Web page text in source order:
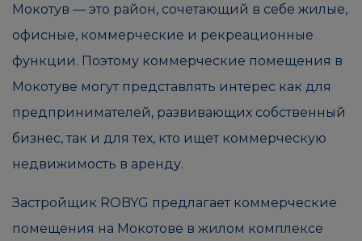
Мокотув — это район, сочетающий в себе жилые,
офисные, коммерческие и рекреационные
функции. Поэтому коммерческие помещения в
Мокотуве могут представлять интерес как для
предпринимателей, развивающих собственный
бизнес, так и для тех, кто ищет коммерческую
недвижимость в аренду.
Застройщик ROBYG предлагает коммерческие
помещения на Мокотове в жилом комплексе